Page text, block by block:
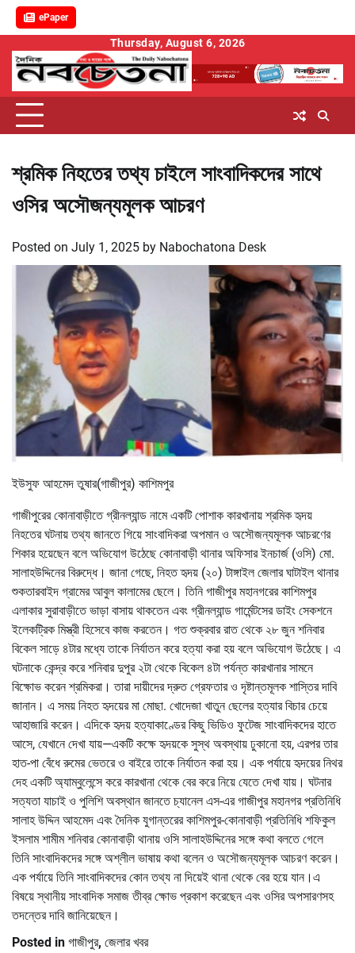
ePaper
content
Thursday, August 6, 2026
শ্রমিক নিহতের তথ্য চাইলে সাংবাদিকদের সাথে
ওসির অসৌজন্যমূলক আচরণ
Posted on July 1, 2025 by Nabochatona Desk
ইউসুফ আহমেদ তুষার(গাজীপুর) কাশিমপুর
গাজীপুরের কোনাবাড়ীতে গ্রীনল্যান্ড নামে একটি পোশাক কারখানায় শ্রমিক হৃদয়
নিহতের ঘটনায় তথ্য জানতে গিয়ে সাংবাদিকরা অপমান ও অসৌজন্যমূলক আচরণের
শিকার হয়েছেন বলে অভিযোগ উঠেছে কোনাবাড়ী থানার অফিসার ইনচার্জ (ওসি) মো.
সালাহউদ্দিনের বিরুদ্ধে। জানা গেছে, নিহত হৃদয় (২০) টাঙ্গাইল জেলার ঘাটাইল থানার
শুকতারবাইদ গ্রামের আবুল কালামের ছেলে। তিনি গাজীপুর মহানগরের কাশিমপুর
এলাকার সুরাবাড়ীতে ভাড়া বাসায় থাকতেন এবং গ্রীনল্যান্ড গার্মেন্টসের ডাইং সেকশনে
ইলেকট্রিক মিস্ত্রী হিসেবে কাজ করতেন। গত শুক্রবার রাত থেকে ২৮ জুন শনিবার
বিকেল সাড়ে ৪টার মধ্যে তাকে নির্যাতন করে হত্যা করা হয় বলে অভিযোগ উঠেছে। এ
ঘটনাকে কেন্দ্র করে শনিবার দুপুর ২টা থেকে বিকেল ৪টা পর্যন্ত কারখানার সামনে
বিক্ষোভ করেন শ্রমিকরা। তারা দায়ীদের দ্রুত গ্রেফতার ও দৃষ্টান্তমূলক শাস্তির দাবি
জানান। এ সময় নিহত হৃদয়ের মা মোছা. খোদেজা খাতুন ছেলের হত্যার বিচার চেয়ে
আহাজারি করেন। এদিকে হৃদয় হত্যাকাণ্ডের কিছু ভিডিও ফুটেজ সাংবাদিকদের হাতে
আসে, যেখানে দেখা যায়—একটি কক্ষে হৃদয়কে সুস্থ অবস্থায় ঢুকানো হয়, এরপর তার
হাত-পা বেঁধে রুমের ভেতরে ও বাইরে তাকে নির্যাতন করা হয়। এক পর্যায়ে হৃদয়ের নিথর
দেহ একটি অ্যাম্বুলেন্সে করে কারখানা থেকে বের করে নিয়ে যেতে দেখা যায়। ঘটনার
সত্যতা যাচাই ও পুলিশি অবস্থান জানতে চ্যানেল এস-এর গাজীপুর মহানগর প্রতিনিধি
সালাহ উদ্দিন আহমেদ এবং দৈনিক যুগান্তরের কাশিমপুর-কোনাবাড়ী প্রতিনিধি শফিকুল
ইসলাম শামীম শনিবার কোনাবাড়ী থানায় ওসি সালাহউদ্দিনের সঙ্গে কথা বলতে গেলে
তিনি সাংবাদিকদের সঙ্গে অশ্লীল ভাষায় কথা বলেন ও অসৌজন্যমূলক আচরণ করেন।
এক পর্যায়ে তিনি সাংবাদিকদের কোন তথ্য না দিয়েই থানা থেকে বের হয়ে যান।এ
বিষয়ে স্থানীয় সাংবাদিক সমাজ তীব্র ক্ষোভ প্রকাশ করেছেন এবং ওসির অপসারণসহ
তদন্তের দাবি জানিয়েছেন।
Posted in গাজীপুর, জেলার খবর